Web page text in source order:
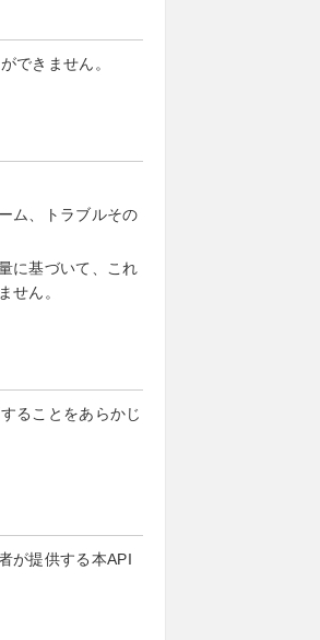
できません。
ム、トラブルその
に基づいて、これ
せん。
ることをあらかじ
が提供する本API